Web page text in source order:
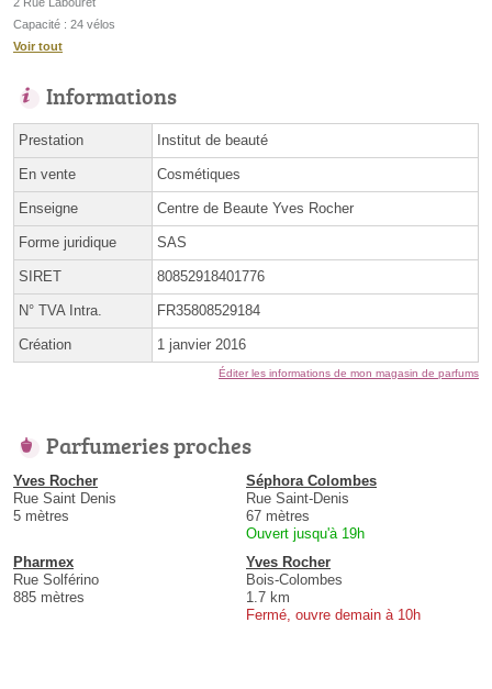
Capacité : 24 vélos
Voir tout
Informations
Prestation Institut de beauté
En vente Cosmétiques
Enseigne Centre de Beaute Yves Rocher
Forme juridique SAS
SIRET 80852918401776
N° TVA Intra. FR35808529184
Création 1 janvier 2016
Éditer les informations de mon magasin de parfums
Parfumeries proches
Yves Rocher
Rue Saint Denis
5 mètres
Séphora Colombes
Rue Saint-Denis
67 mètres
Ouvert jusqu'à 19h
Pharmex
Rue Solférino
885 mètres
Yves Rocher
Bois-Colombes
1.7 km
Fermé, ouvre demain à 10h